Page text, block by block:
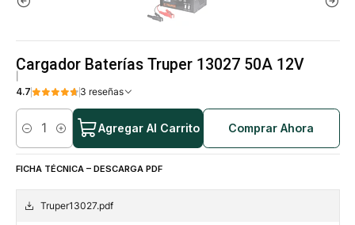
Cargador Baterías Truper 13027 50A 12V
4.7
3 reseñas
Cantidad
Agregar Al Carrito Comprar Ahora
FICHA TÉCNICA – DESCARGA PDF
Truper13027.pdf